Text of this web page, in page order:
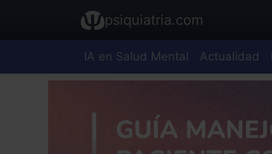
psiquiatria.com
IA en Salud Mental Actualidad